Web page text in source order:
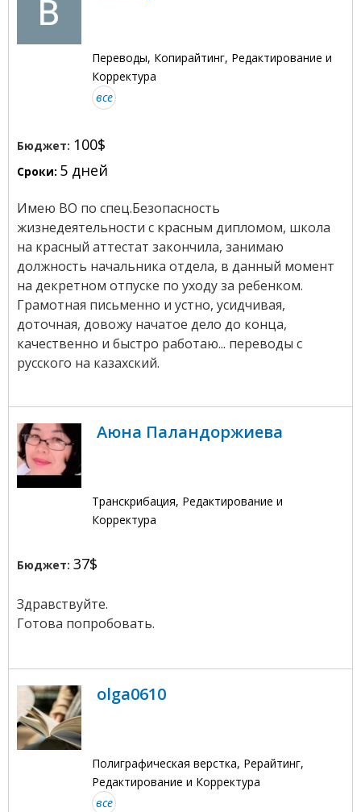
Переводы, Копирайтинг, Редактирование и
Корректура
все
Бюджет: 100$
Сроки: 5 дней
Имею ВО по спец.Безопасность
жизнедеятельности с красным дипломом, школа
на красный аттестат закончила, занимаю
должность начальника отдела, в данный момент
на декретном отпуске по уходу за ребенком.
Грамотная письменно и устно, усидчивая,
доточная, довожу начатое дело до конца,
качественно и быстро работаю... переводы с
русского на казахский.
Аюна Паландоржиева
Транскрибация, Редактирование и
Корректура
Бюджет: 37$
Здравствуйте.
Готова попробовать.
olga0610
Полиграфическая верстка, Рерайтинг,
Редактирование и Корректура
все